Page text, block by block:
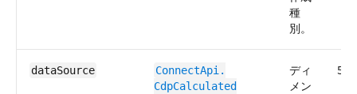
種
別。
dataSource
ConnectApi.​
CdpCalculated​
ディ
メン